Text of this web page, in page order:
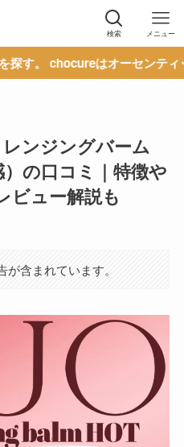
検索 メニュー
はオーセンティックな情報
レンジングバーム
の口コミ｜特徴や
ビュー解説も
含まれています。